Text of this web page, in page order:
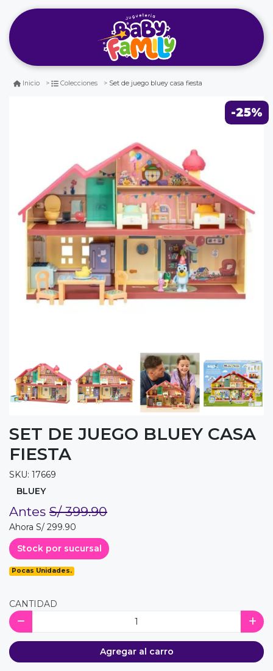
Inicio Colecciones Set de juego bluey casa fiesta
-25%
SET DE JUEGO BLUEY CASA
FIESTA
SKU: 17669
BLUEY
Antes S/ 399.90
Ahora S/ 299.90
Stock por sucursal
Pocas Unidades.
CANTIDAD
Agregar al carro